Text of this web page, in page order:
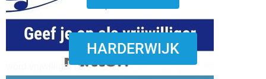
word vrijwilliger (1)
HARDERWIJK